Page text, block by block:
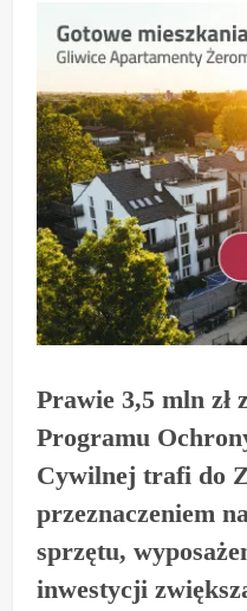
Prawie 3,5 mln zł
Programu
Cywilnej trafi do
przeznaczeniem
sprzętu,
inwestycji